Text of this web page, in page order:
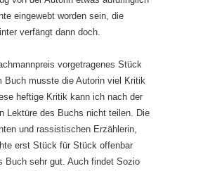
eingewebt worden sein, die
verfängt dann doch.
vorgetragenes Stück
Buch musste die Autorin viel Kritik
heftige Kritik kann ich nach der
Lektüre des Buchs nicht teilen. Die
und rassistischen Erzählerin,
erst Stück für Stück offenbar
Buch sehr gut. Auch findet Sozio